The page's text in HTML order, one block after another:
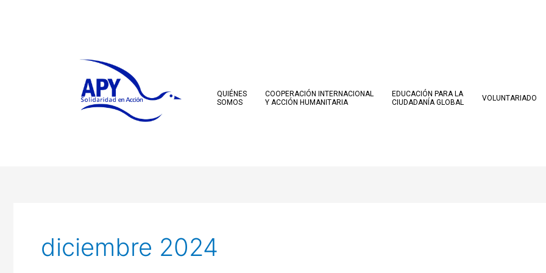
QUIÉNES
SOMOS
COOPERACIÓN INTERNACIONAL
Y ACCIÓN HUMANITARIA
EDUCACIÓN PARA LA
CIUDADANÍA GLOBAL
VOLUNTARIADO
diciembre 2024